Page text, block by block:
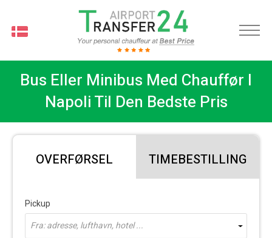
Bus Eller Minibus Med Chauffør I
Napoli Til Den Bedste Pris
OVERFØRSEL TIMEBESTILLING
Pickup
Fra: adresse, lufthavn, hotel ...